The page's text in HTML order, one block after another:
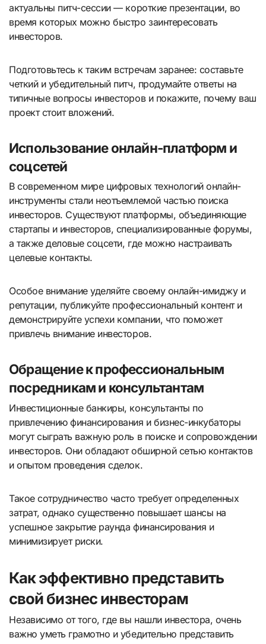
актуальны питч-сессии — короткие презентации, во
время которых можно быстро заинтересовать
инвесторов.
Подготовьтесь к таким встречам заранее: составьте
четкий и убедительный питч, продумайте ответы на
типичные вопросы инвесторов и покажите, почему ваш
проект стоит вложений.
Использование онлайн-платформ и
соцсетей
В современном мире цифровых технологий онлайн-
инструменты стали неотъемлемой частью поиска
инвесторов. Существуют платформы, объединяющие
стартапы и инвесторов, специализированные форумы,
а также деловые соцсети, где можно настраивать
целевые контакты.
Особое внимание уделяйте своему онлайн-имиджу и
репутации, публикуйте профессиональный контент и
демонстрируйте успехи компании, что поможет
привлечь внимание инвесторов.
Обращение к профессиональным
посредникам и консультантам
Инвестиционные банкиры, консультанты по
привлечению финансирования и бизнес-инкубаторы
могут сыграть важную роль в поиске и сопровождении
инвесторов. Они обладают обширной сетью контактов
и опытом проведения сделок.
Такое сотрудничество часто требует определенных
затрат, однако существенно повышает шансы на
успешное закрытие раунда финансирования и
минимизирует риски.
Как эффективно представить
свой бизнес инвесторам
Независимо от того, где вы нашли инвестора, очень
важно уметь грамотно и убедительно представить